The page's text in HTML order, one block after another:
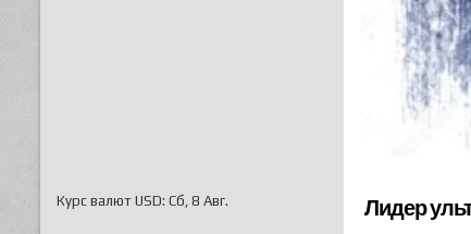
Лидер
Курс валют USD: Сб, 8 Авг.